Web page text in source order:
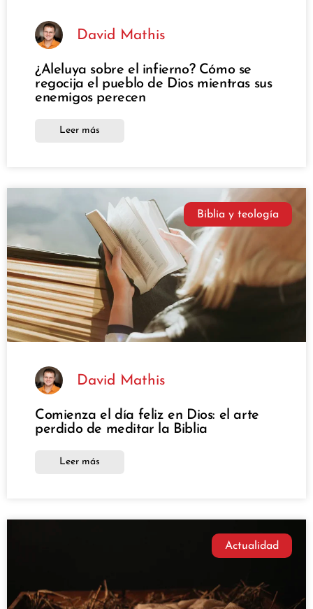
David Mathis
¿Aleluya sobre el infierno? Cómo se
regocija el pueblo de Dios mientras sus
enemigos perecen
Leer más
Biblia y teología
David Mathis
Comienza el día feliz en Dios: el arte
perdido de meditar la Biblia
Leer más
Actualidad